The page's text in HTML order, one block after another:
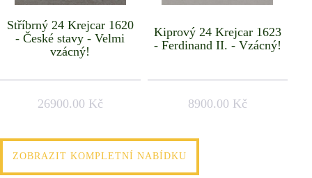
Stříbrný 24 Krejcar 1620
- České stavy - Velmi
vzácný!
26900.00 Kč
Kiprový 24 Krejcar 1623
- Ferdinand II. - Vzácný!
8900.00 Kč
ZOBRAZIT KOMPLETNÍ NABÍDKU